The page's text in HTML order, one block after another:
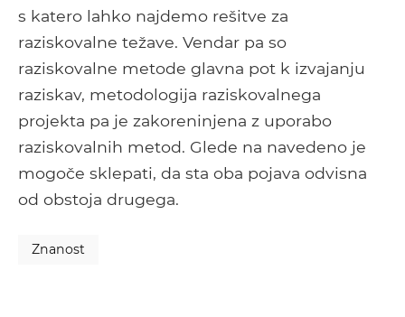
s katero lahko najdemo rešitve za
raziskovalne težave. Vendar pa so
raziskovalne metode glavna pot k izvajanju
raziskav, metodologija raziskovalnega
projekta pa je zakoreninjena z uporabo
raziskovalnih metod. Glede na navedeno je
mogoče sklepati, da sta oba pojava odvisna
od obstoja drugega.
Znanost